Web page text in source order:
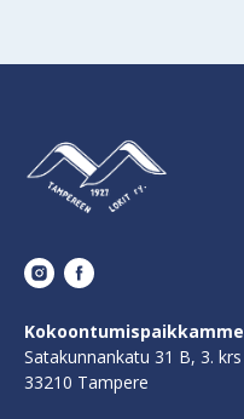
Kokoontumispaikkamme
Satakunnankatu 31 B, 3. krs
33210 Tampere